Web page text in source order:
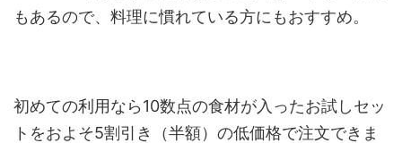
もあるので、料理に慣れている方にもおすすめ。
初めての利用なら10数点の食材が入ったお試しセッ
トをおよそ5割引き（半額）の低価格で注文できま